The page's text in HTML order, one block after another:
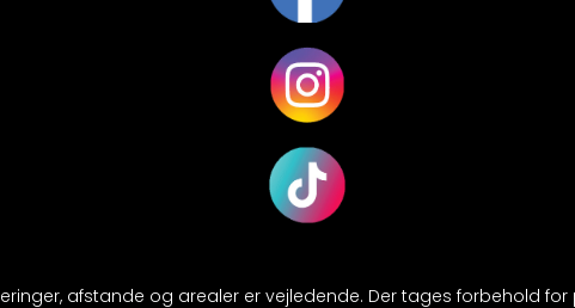
afstande og arealer er vejledende. Der tages forbehold